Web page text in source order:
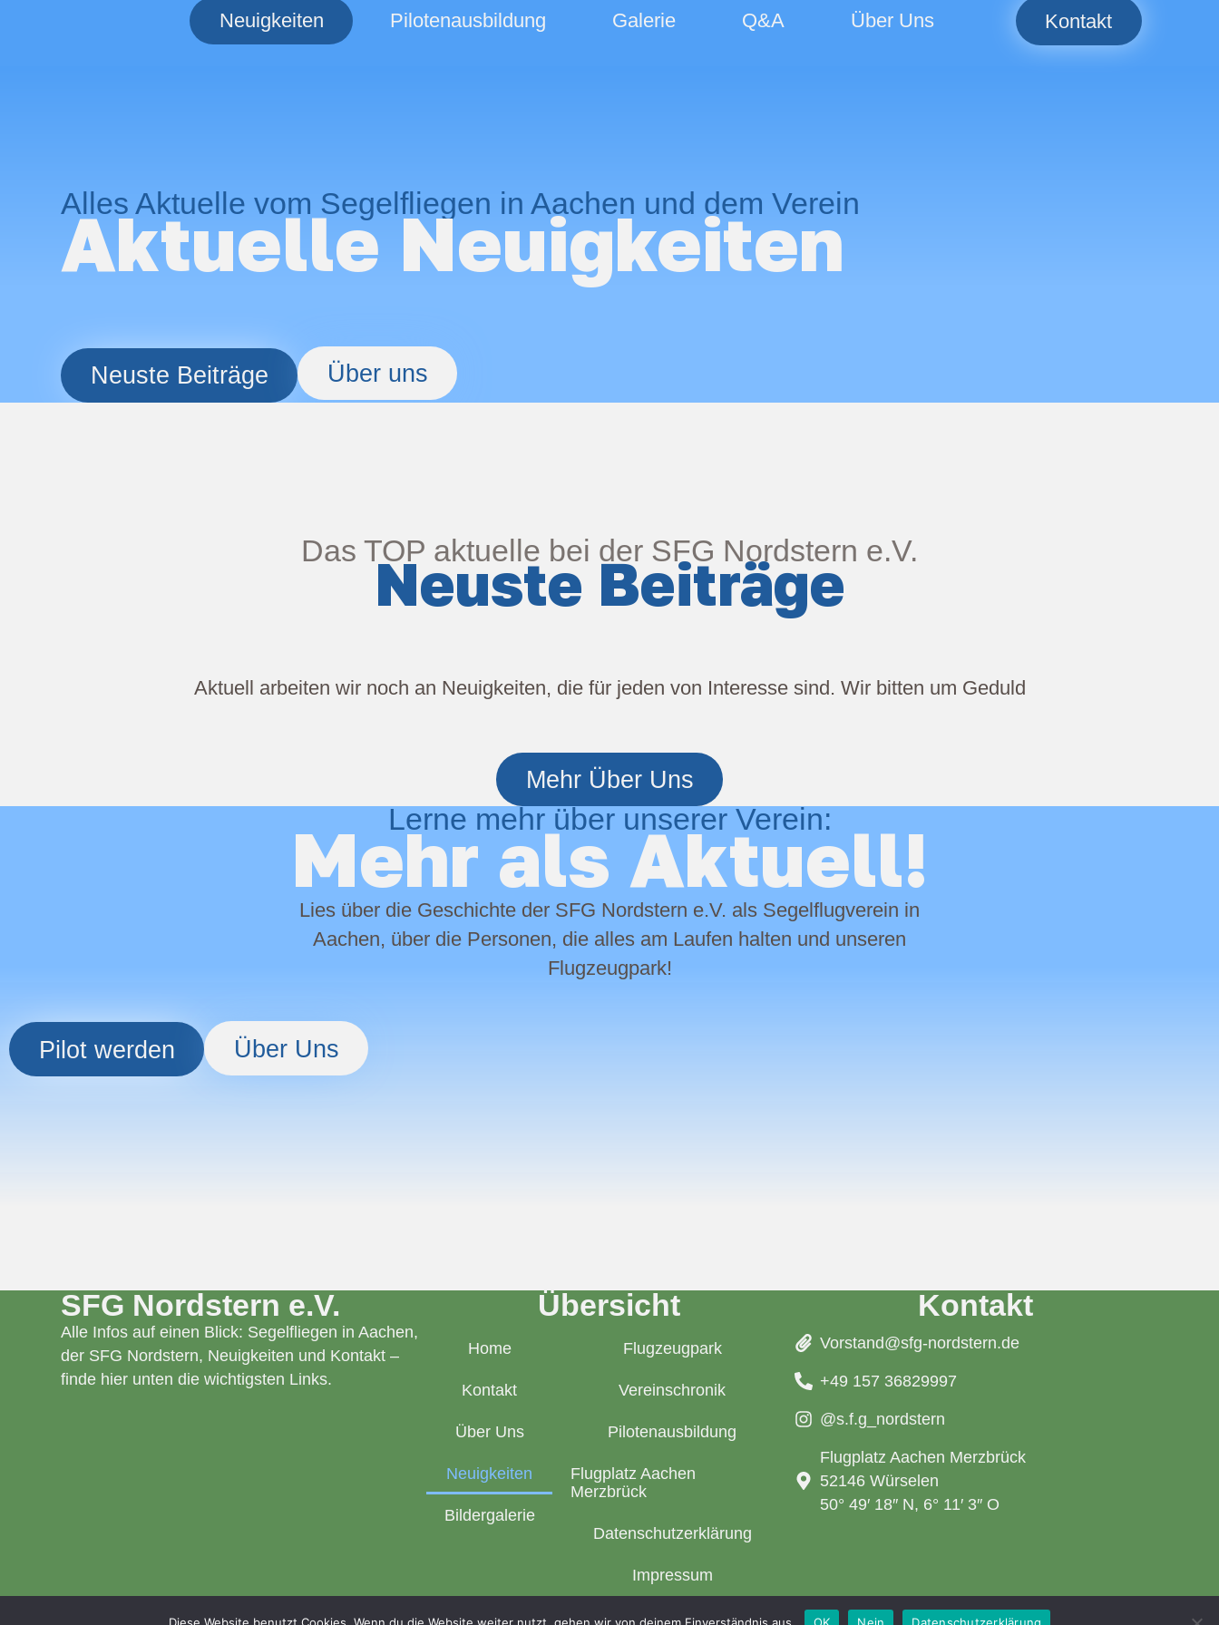
Neuigkeiten Pilotenausbildung Galerie Q&A Über Uns Kontakt
Alles Aktuelle vom Segelfliegen in Aachen und dem Verein
Aktuelle Neuig­keiten
Neuste Beiträge Über uns
Das TOP aktuelle bei der SFG Nordstern e.V.
Neuste Beiträge
Aktuell arbeiten wir noch an Neuigkeiten, die für jeden von Interesse sind. Wir bitten um Geduld
Mehr Über Uns
Lerne mehr über unserer Verein:
Mehr als Aktuell!
Lies über die Geschichte der SFG Nordstern e.V. als Segelflugverein in
Aachen, über die Personen, die alles am Laufen halten und unseren
Flugzeugpark!
Pilot werden Über Uns
SFG Nordstern e.V.
Alle Infos auf einen Blick: Segelfliegen in Aachen,
der SFG Nordstern, Neuigkeiten und Kontakt –
finde hier unten die wichtigsten Links.
Übersicht
Home
Kontakt
Über Uns
Neuigkeiten
Bildergalerie
Flugzeugpark
Vereinschronik
Pilotenausbildung
Flugplatz Aachen
Merzbrück
Datenschutzerklärung
Impressum
Kontakt
Vorstand@sfg-nordstern.de
+49 157 36829997
@s.f.g_nordstern
Flugplatz Aachen Merzbrück
52146 Würselen
50° 49′ 18″ N, 6° 11′ 3″ O